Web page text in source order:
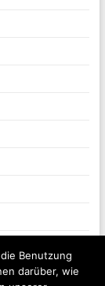
Benutzung
darüber, wie